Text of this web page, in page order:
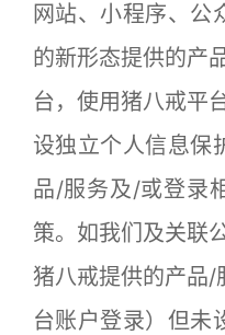
网站、小程序、公
的新形态提供的产
台，使用猪八戒平
设独立个人信息保
品/服务及/或登录
策。如我们及关联
猪八戒提供的产品/
台账户登录）但未